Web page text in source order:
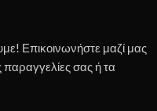
Επικοινωνήστε μαζί μας
παραγγελίες σας ή τα